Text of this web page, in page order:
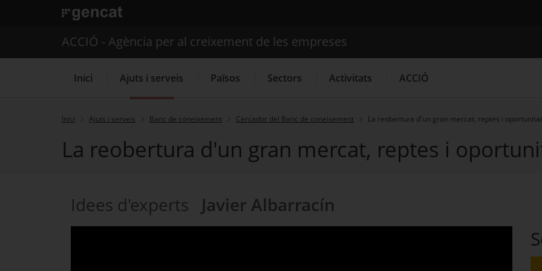
. Obre en una nova finestra.
Cercador
Serveis d'internacionalització Serveis d'innovació Convocatòries d'ajuts obertes
ACCIÓ - Agència per al creixement de les empreses
Inici Ajuts i serveis Països Sectors Activitats ACCIÓ
Inici Ajuts i serveis Banc de coneixement Cercador del Banc de coneixement La reobertura d'un gran mercat, reptes i
La reobertura d'un gran mercat, reptes i
Idees d'experts Javier Albarracín